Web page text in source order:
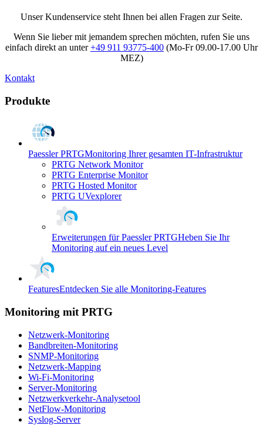
Unser Kundenservice steht Ihnen bei allen Fragen zur Seite.
Wenn Sie lieber mit jemandem sprechen möchten, rufen Sie uns
einfach direkt an unter+49 911 93775-400 (Mo-Fr 09.00-17.00 Uhr
MEZ)
Kontakt
Produkte
Paessler PRTGMonitoring Ihrer gesamten IT-Infrastruktur
PRTG Network Monitor
PRTG Enterprise Monitor
PRTG Hosted Monitor
PRTG UVexplorer
Erweiterungen für Paessler PRTGHeben Sie Ihr
Monitoring auf ein neues Level
FeaturesEntdecken Sie alle Monitoring-Features
Monitoring mit PRTG
Netzwerk-Monitoring
Bandbreiten-Monitoring
SNMP-Monitoring
Netzwerk-Mapping
Wi-Fi-Monitoring
Server-Monitoring
Netzwerkverkehr-Analysetool
NetFlow-Monitoring
Syslog-Server